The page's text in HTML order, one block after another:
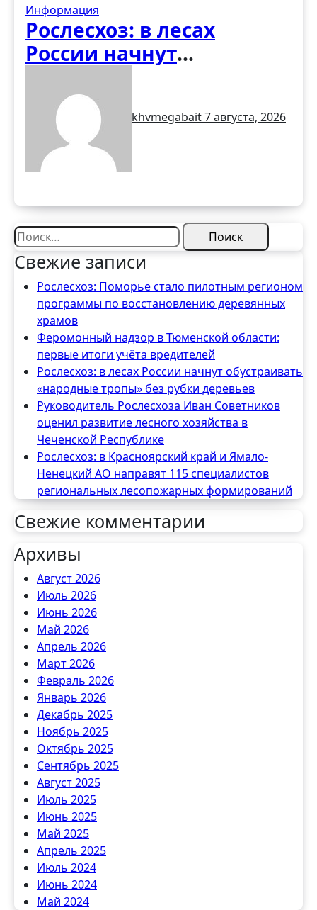
Информация
Рослесхоз: в лесах
России начнут
тропы» без рубки
деревьев
khvmegabait7 августа, 2026
Найти:
Свежие записи
Рослесхоз: Поморье стало пилотным регионом
программы по восстановлению деревянных
храмов
Феромонный надзор в Тюменской области:
первые итоги учёта вредителей
Рослесхоз: в лесах России начнут обустраивать
«народные тропы» без рубки деревьев
Руководитель Рослесхоза Иван Советников
оценил развитие лесного хозяйства в
Чеченской Республике
Рослесхоз: в Красноярский край и Ямало-
Ненецкий АО направят 115 специалистов
региональных лесопожарных формирований
Свежие комментарии
Архивы
Август 2026
Июль 2026
Июнь 2026
Май 2026
Апрель 2026
Март 2026
Февраль 2026
Январь 2026
Декабрь 2025
Ноябрь 2025
Октябрь 2025
Сентябрь 2025
Август 2025
Июль 2025
Июнь 2025
Май 2025
Апрель 2025
Июль 2024
Июнь 2024
Май 2024